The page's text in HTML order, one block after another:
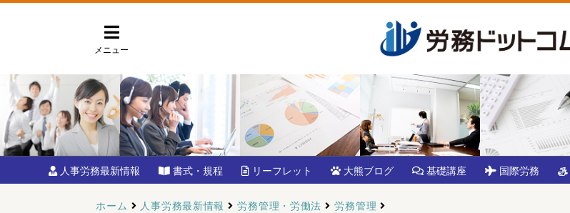
メニュー
人事労務最新情報 書式・規程 リーフレット 大熊ブログ 基礎講座 国際労務
ホーム 人事労務最新情報 労務管理・労働法
労務管理